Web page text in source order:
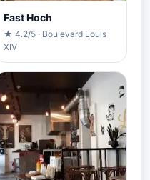
Fast Hoch
★ 4.2/5 · Boulevard Louis
XIV